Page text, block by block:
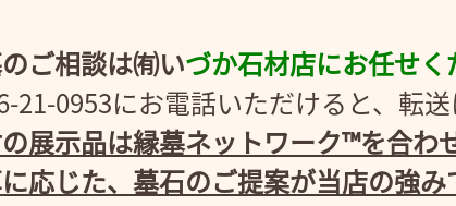
ご相談は㈲いづか石材店にお任せく
21-0953にお電話いただけると、転
展示品は縁墓ネットワーク™を合わ
応じた、墓石のご提案が当店の強み